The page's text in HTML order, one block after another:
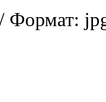
/ Формат: